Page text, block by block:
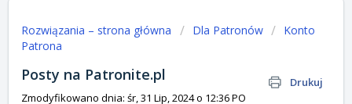
Rozwiązania – strona główna Dla Patronów
Konto
Patrona
Posty na Patronite.pl
Drukuj
Zmodyfikowano dnia: śr, 31 Lip, 2024 o 12:36 PO